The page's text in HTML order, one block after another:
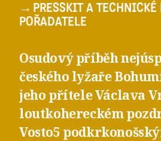
→ PRESSKIT A TECHNICKÉ
POŘADATELE
Osudový příběh
českého lyžaře
jeho přítele Václava
loutkohereckém
Vosto5